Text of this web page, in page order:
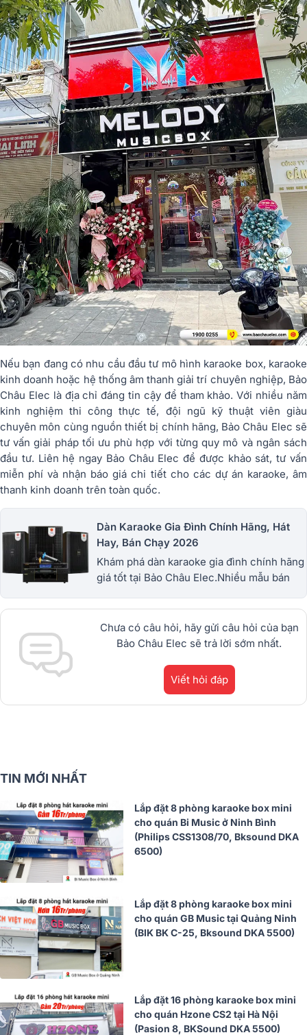
Nếu bạn đang có nhu cầu đầu tư mô hình karaoke box, karaoke
kinh doanh hoặc hệ thống âm thanh giải trí chuyên nghiệp, Bảo
Châu Elec là địa chỉ đáng tin cậy để tham khảo. Với nhiều năm
kinh nghiệm thi công thực tế, đội ngũ kỹ thuật viên giàu
chuyên môn cùng nguồn thiết bị chính hãng, Bảo Châu Elec sẽ
tư vấn giải pháp tối ưu phù hợp với từng quy mô và ngân sách
đầu tư. Liên hệ ngay Bảo Châu Elec để được khảo sát, tư vấn
miễn phí và nhận báo giá chi tiết cho các dự án karaoke, âm
thanh kinh doanh trên toàn quốc.
Dàn Karaoke Gia Đình Chính Hãng, Hát
Hay, Bán Chạy 2026
Khám phá dàn karaoke gia đình chính hãng
giá tốt tại Bảo Châu Elec.Nhiều mẫu bán
dBTechnologies, Philips Cao
Cấp.1900.0255
Chưa có câu hỏi, hãy gửi câu hỏi của bạn
Bảo Châu Elec sẽ trả lời sớm nhất.
Viết hỏi đáp
TIN MỚI NHẤT
Lắp đặt 8 phòng karaoke box mini
cho quán Bi Music ở Ninh Bình
(Philips CSS1308/70, Bksound DKA
6500)
Lắp đặt 8 phòng karaoke box mini
cho quán GB Music tại Quảng Ninh
(BIK BK C-25, Bksound DKA 5500)
Lắp đặt 16 phòng karaoke box mini
cho quán Hzone CS2 tại Hà Nội
(Pasion 8, BKSound DKA 5500)